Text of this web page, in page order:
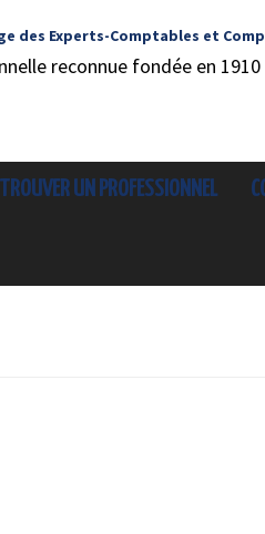
des Experts-Comptables et
reconnue fondée en
TROUVER UN PROFESSIONNEL